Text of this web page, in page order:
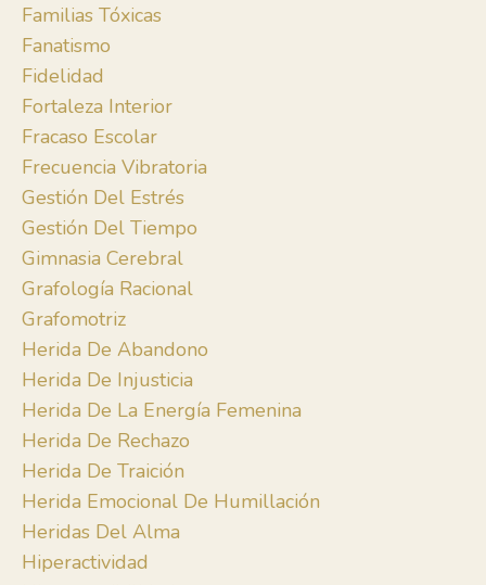
Familias Tóxicas
Fanatismo
Fidelidad
Fortaleza Interior
Fracaso Escolar
Frecuencia Vibratoria
Gestión Del Estrés
Gestión Del Tiempo
Gimnasia Cerebral
Grafología Racional
Grafomotriz
Herida De Abandono
Herida De Injusticia
Herida De La Energía Femenina
Herida De Rechazo
Herida De Traición
Herida Emocional De Humillación
Heridas Del Alma
Hiperactividad